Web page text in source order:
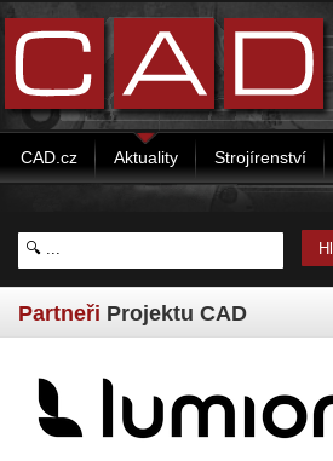
CAD.cz Aktuality Strojírenství
Partneři Projektu CAD